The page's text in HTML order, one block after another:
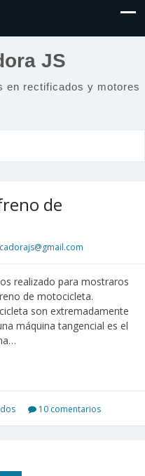
JS
en rectificados y motores
de
realizado para mostraros
de motocicleta.
son extremadamente
máquina tangencial es el
10 comentarios